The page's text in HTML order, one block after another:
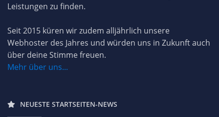
Leistungen zu finden.
Seit 2015 küren wir zudem alljährlich unsere
Webhoster des Jahres und würden uns in Zukunft auch
über deine Stimme freuen.
Mehr über uns...
NEUESTE STARTSEITEN-NEWS